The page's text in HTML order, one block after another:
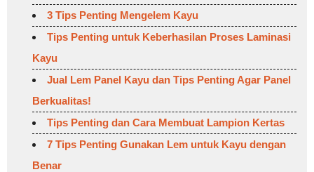
3 Tips Penting Mengelem Kayu
Tips Penting untuk Keberhasilan Proses Laminasi
Kayu
Jual Lem Panel Kayu dan Tips Penting Agar Panel
Berkualitas!
Tips Penting dan Cara Membuat Lampion Kertas
7 Tips Penting Gunakan Lem untuk Kayu dengan
Benar